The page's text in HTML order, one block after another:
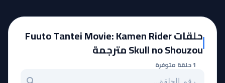
حلقات Fuuto Tantei Movie: Kamen Rider
Skull no Shouzou مترجمة
1 حلقة متوفرة
بحث عن حلقة بالرقم